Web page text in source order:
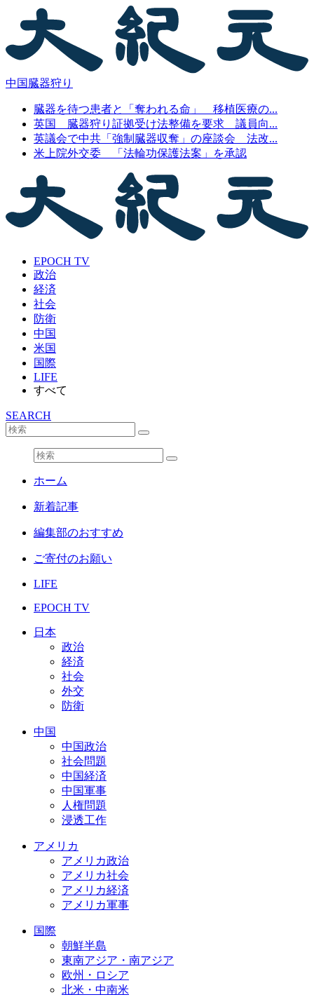
中国臓器狩り
臓器を待つ患者と「奪われる命」 移植医療の...
英国 臓器狩り証拠受け法整備を要求 議員向...
英議会で中共「強制臓器収奪」の座談会 法改...
米上院外交委 「法輪功保護法案」を承認
EPOCH TV
政治
経済
社会
防衛
中国
米国
国際
LIFE
すべて
SEARCH
ホーム
新着記事
編集部のおすすめ
ご寄付のお願い
LIFE
EPOCH TV
日本
政治
経済
社会
外交
防衛
中国
中国政治
社会問題
中国経済
中国軍事
人権問題
浸透工作
アメリカ
アメリカ政治
アメリカ社会
アメリカ経済
アメリカ軍事
国際
朝鮮半島
東南アジア・南アジア
欧州・ロシア
北米・中南米